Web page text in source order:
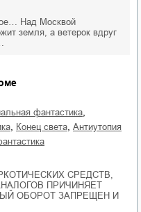
Над Москвой
земля, а ветерок вдруг
фантастика
конец света антиутопия
СРЕДСТВ,
ПРИЧИНЯЕТ
ОБОРОТ ЗАПРЕЩЕН И